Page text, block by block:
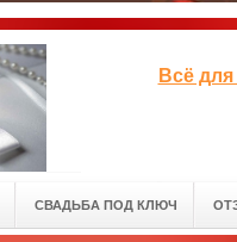
Всё
СВАДЬБА ПОД КЛЮЧ